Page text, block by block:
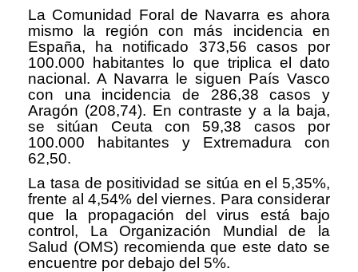
La Comunidad Foral de Navarra es ahora
mismo la región con más incidencia en
España, ha notificado 373,56 casos por
100.000 habitantes lo que triplica el dato
nacional. A Navarra le siguen País Vasco
con una incidencia de 286,38 casos y
Aragón (208,74). En contraste y a la baja,
se sitúan Ceuta con 59,38 casos por
100.000 habitantes y Extremadura con
62,50.
La tasa de positividad se sitúa en el 5,35%,
frente al 4,54% del viernes. Para considerar
que la propagación del virus está bajo
control, La Organización Mundial de la
Salud (OMS) recomienda que este dato se
encuentre por debajo del 5%.